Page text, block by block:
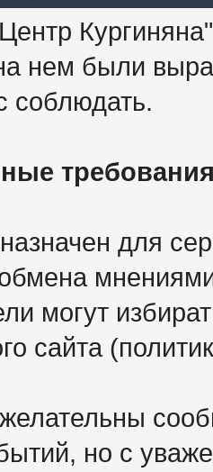
нем были
соблюдать.
для
могут
сайта
но с